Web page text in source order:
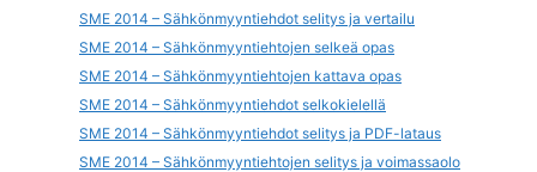
SME 2014 – Sähkönmyyntiehdot selitys ja vertailu
SME 2014 – Sähkönmyyntiehtojen selkeä opas
SME 2014 – Sähkönmyyntiehtojen kattava opas
SME 2014 – Sähkönmyyntiehdot selkokielellä
SME 2014 – Sähkönmyyntiehdot selitys ja PDF-lataus
SME 2014 – Sähkönmyyntiehtojen selitys ja voimassaolo